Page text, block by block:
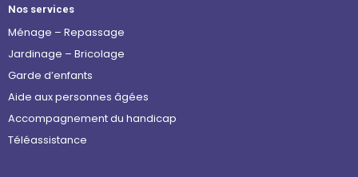
Nos services
Ménage – Repassage
Jardinage – Bricolage
Garde d’enfants
Aide aux personnes âgées
Accompagnement du handicap
Téléassistance